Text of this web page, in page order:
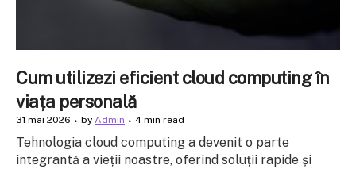
Cum utilizezi eficient cloud computing în
viața personală
31 mai 2026 by Admin 4 min read
Tehnologia cloud computing a devenit o parte
integrantă a vieții noastre, oferind soluții rapide și